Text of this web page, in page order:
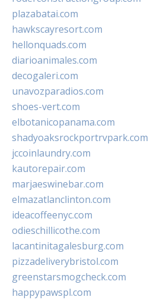
plazabatai.com
hawkscayresort.com
hellonquads.com
diarioanimales.com
decogaleri.com
unavozparadios.com
shoes-vert.com
elbotanicopanama.com
shadyoaksrockportrvpark.com
jccoinlaundry.com
kautorepair.com
marjaeswinebar.com
elmazatlanclinton.com
ideacoffeenyc.com
odieschillicothe.com
lacantinitagalesburg.com
pizzadeliverybristol.com
greenstarsmogcheck.com
happypawspl.com